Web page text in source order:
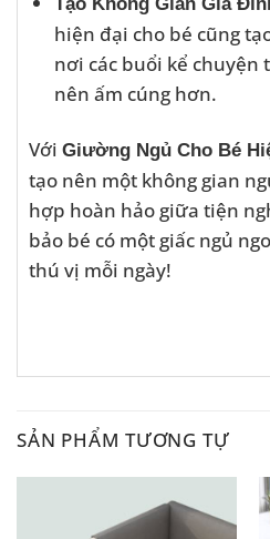
hiện đại cho bé cũng
nơi các buổi kể
nên ấm cúng hơn.
Với Giường Ngủ Cho Bé
tạo nên một không gian
hợp hoàn hảo giữa tiện
bảo bé có một giấc ngủ
thú vị mỗi ngày!
SẢN PHẨM TƯƠNG TỰ